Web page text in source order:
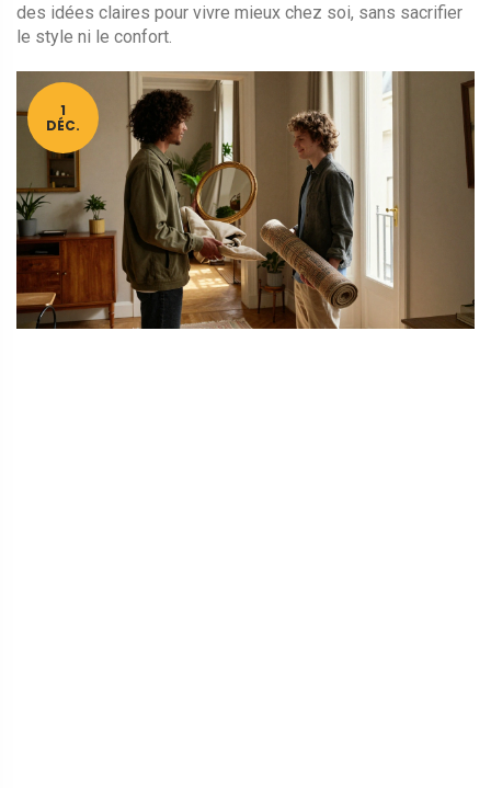
des idées claires pour vivre mieux chez soi, sans sacrifier
le style ni le confort.
1
DÉC.